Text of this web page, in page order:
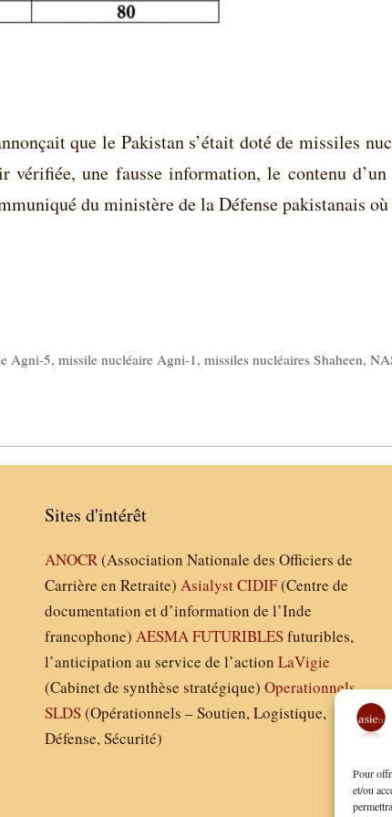
Pour
et/ou
que le Pakistan s’était doté de missiles
vérifiée, une fausse information, le contenu
du ministère de la Défense pakistanais
Agni-5,missile nucléaire Agni-1 ,missiles nucléaires Shaheen,
Sites d'intérêt
ANOCR(Association Nationale des Officiers de
Carrière en Retraite)AsialystCIDIF(Centre de
documentation et d’information de l’Inde
francophone)AESMAFUTURIBLESfuturibles,
l’anticipation au service de l’actionLaVigie
(Cabinet de synthèse stratégique)Operationnels
SLDS(Opérationnels – Soutien, Logistique,
Défense, Sécurité)